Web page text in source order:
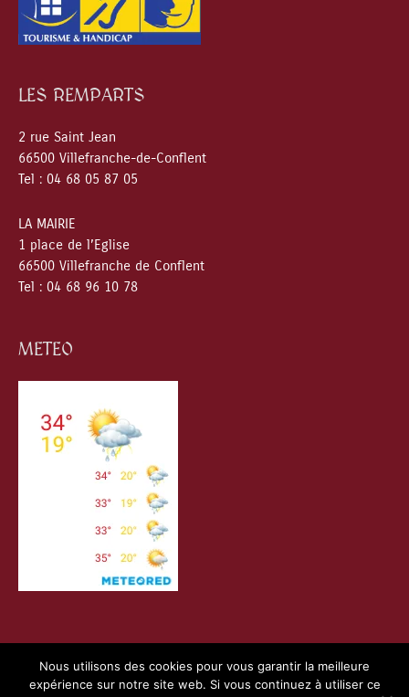
LES REMPARTS
2 rue Saint Jean
66500 Villefranche-de-Conflent
Tel : 04 68 05 87 05
LA MAIRIE
1 place de l’Eglise
66500 Villefranche de Conflent
Tel : 04 68 96 10 78
METEO
Nous utilisons des cookies pour vous garantir la meilleure
expérience sur notre site web. Si vous continuez à utiliser ce